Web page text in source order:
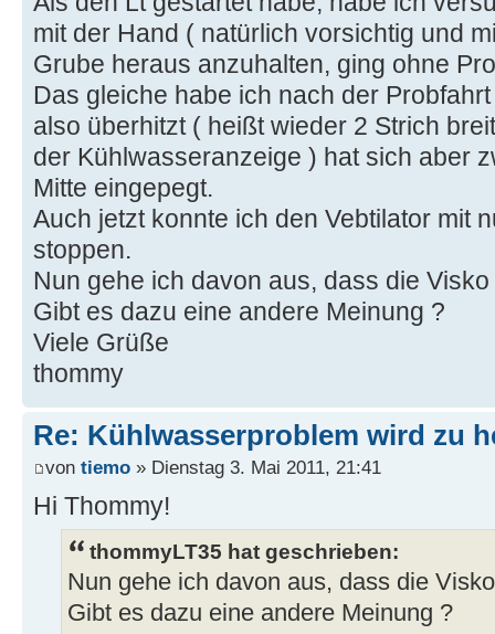
mit der Hand ( natürlich vorsichtig und
Grube heraus anzuhalten, ging ohne
Das gleiche habe ich nach der
also überhitzt ( heißt wieder 2 Strich
der Kühlwasseranzeige ) hat sich aber
Mitte eingepegt.
Auch jetzt konnte ich den Vebtilator mit
stoppen.
Nun gehe ich davon aus, dass die
Gibt es dazu eine andere Meinung ?
Viele Grüße
thommy
Re: Kühlwasserproblem wird zu
von tiemo » Dienstag 3. Mai 2011, 21:41
Hi Thommy!
thommyLT35 hat geschrieben:
Nun gehe ich davon aus, dass die
Gibt es dazu eine andere Meinung ?